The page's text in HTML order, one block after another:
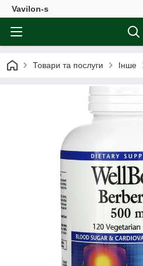
Vavilon-s
Товари та послуги Інше